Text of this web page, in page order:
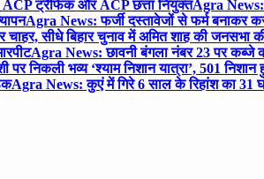
ACP ट्रैफिक और ACP छत्ता नियुक्तAgra News:
Agra News: फर्जी दस्तावेजों से फर्म बनाकर
चाहर, सीधे बिहार चुनाव में अमित शाह की जनसभा
Agra News: छावनी बंगला नंबर 23 पर कब्जे
निकली भव्य ‘श्याम निशान यात्रा’, 501 निशान
Agra News: कुएं में गिरे 6 साल के रिहांश का 31